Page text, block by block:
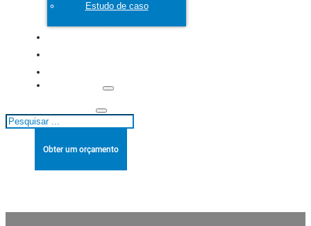
Estudo de caso
Pesquisar
Obter um orçamento